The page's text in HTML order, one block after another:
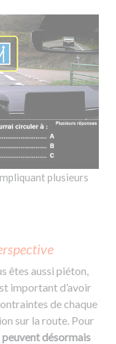
plusieurs
êtes aussi piéton,
important d’avoir
de chaque
sur la route. Pour
désormais